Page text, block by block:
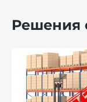
Решения